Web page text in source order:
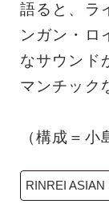
語ると、ラ
ンガン・ロ
なサウンド
マンチック
（構成＝小
RINREI